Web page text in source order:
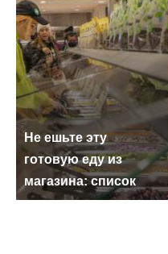
Не ешьте эту
готовую еду из
магазина: список